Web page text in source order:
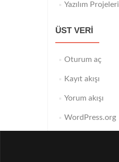
Yazılım Projeleri
ÜST VERI
Oturum aç
Kayıt akışı
Yorum akışı
WordPress.org